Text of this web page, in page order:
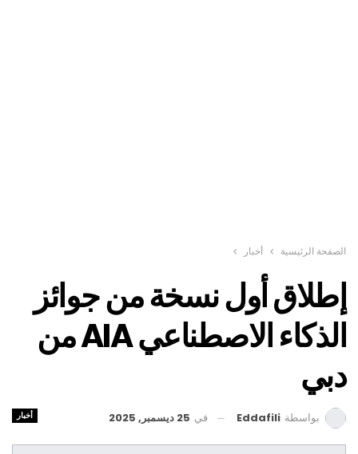
الصفحة الرئيسية أخبار
إطلاق أول نسخة من جوائز
الذكاء الاصطناعي AIA من
دبي
أخبار بواسطة Eddafili في 25 ديسمبر, 2025